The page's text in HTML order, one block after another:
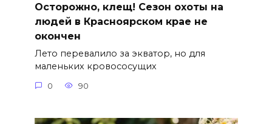
Осторожно, клещ! Сезон охоты на
людей в Красноярском крае не
окончен
Лето перевалило за экватор, но для
маленьких кровососущих
0 90